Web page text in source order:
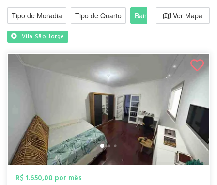
Tipo de Moradia Tipo de Quarto Bairro / RegiãoVer Mapa
Vila São Jorge
R$ 1.650,00 por mês